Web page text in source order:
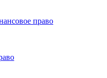
право